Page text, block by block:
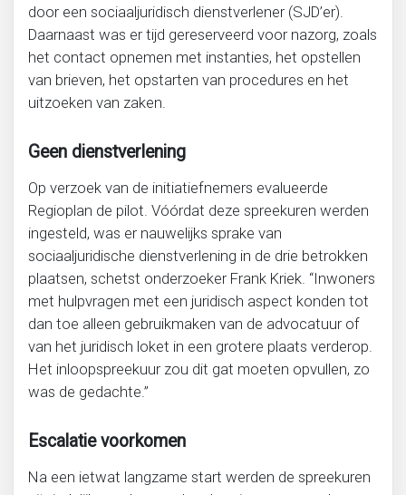
door een sociaaljuridisch dienstverlener (SJD’er).
Daarnaast was er tijd gereserveerd voor nazorg, zoals
het contact opnemen met instanties, het opstellen
van brieven, het opstarten van procedures en het
uitzoeken van zaken.
Geen dienstverlening
Op verzoek van de initiatiefnemers evalueerde
Regioplan de pilot. Vóórdat deze spreekuren werden
ingesteld, was er nauwelijks sprake van
sociaaljuridische dienstverlening in de drie betrokken
plaatsen, schetst onderzoeker Frank Kriek. “Inwoners
met hulpvragen met een juridisch aspect konden tot
dan toe alleen gebruikmaken van de advocatuur of
van het juridisch loket in een grotere plaats verderop.
Het inloopspreekuur zou dit gat moeten opvullen, zo
was de gedachte.”
Escalatie voorkomen
Na een ietwat langzame start werden de spreekuren